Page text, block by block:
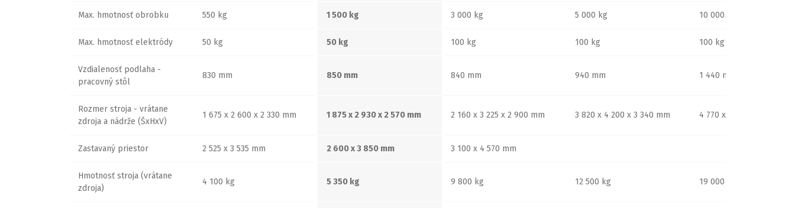
Max. hmotnosť obrobku 550 kg 1 500 kg 3 000 kg 5 000 kg 10 000 kg
Max. hmotnosť elektródy 50 kg 50 kg 100 kg 100 kg 100 kg
Vzdialenosť podlaha -
pracovný stôl
830 mm 850 mm 840 mm 940 mm 1 440 mm
Rozmer stroja - vrátane
zdroja a nádrže (ŠxHxV)
1 675 x 2 600 x 2 330 mm 1 875 x 2 930 x 2 570 mm 2 160 x 3 225 x 2 900 mm 3 820 x 4 200 x 3 340 mm 4 770 x 5 220 x 4 605 mm
Zastavaný priestor 2 525 x 3 535 mm 2 600 x 3 850 mm 3 100 x 4 570 mm
Hmotnosť stroja (vrátane
zdroja)
4 100 kg 5 350 kg 9 800 kg 12 500 kg 19 000 kg